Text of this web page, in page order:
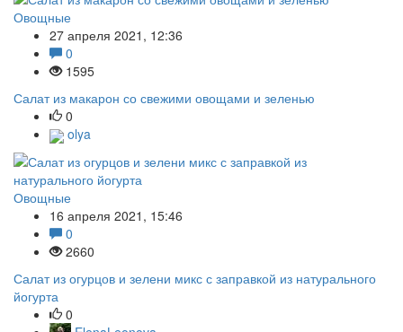
Овощные
27 апреля 2021, 12:36
0
1595
Салат из макарон со свежими овощами и зеленью
0
olya
Овощные
16 апреля 2021, 15:46
0
2660
Салат из огурцов и зелени микс с заправкой из натурального
йогурта
0